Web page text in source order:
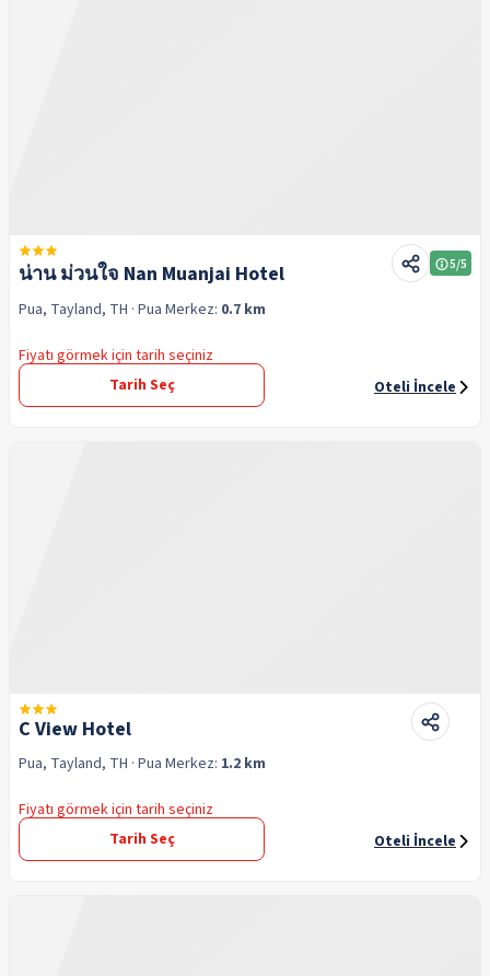
น่าน ม่วนใจ Nan Muanjai Hotel 5/5
Pua, Tayland, TH · Pua Merkez: 0.7 km
Fiyatı görmek için tarih seçiniz
Tarih Seç
Oteli İncele
C View Hotel
Pua, Tayland, TH · Pua Merkez: 1.2 km
Fiyatı görmek için tarih seçiniz
Tarih Seç
Oteli İncele